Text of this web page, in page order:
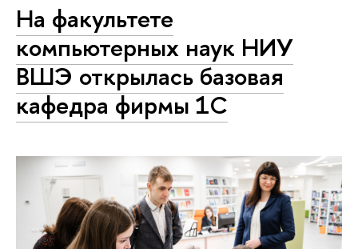
На факультете
компьютерных наук НИУ
ВШЭ открылась базовая
кафедра фирмы 1С